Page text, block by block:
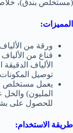
(مستخلص بندق)، خلاصة صفار
المميزات:
ورقة من
قناع من
الألياف
توصيل
المليون)
للحصول على
طريقة الاستخدام: